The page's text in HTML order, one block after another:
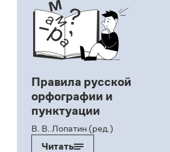
Правила русской
орфографии и
пунктуации
В. В. Лопатин (ред.)
Читать